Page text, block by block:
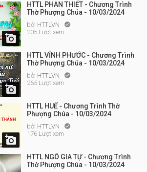

HTTL PHAN THIẾT - Chương Trình
Thờ Phượng Chúa - 10/03/2024
bởi HTTLVN 
205 Lượt xem

HTTL VĨNH PHƯỚC - Chương Trình
Thờ Phượng Chúa - 10/03/2024
bởi HTTLVN 
265 Lượt xem

HTTL HUẾ - Chương Trình Thờ
Phượng Chúa - 10/03/2024
bởi HTTLVN 
176 Lượt xem
HTTL NGÔ GIA TỰ - Chương Trình
Thờ Phượng Chúa - 10/03/2024